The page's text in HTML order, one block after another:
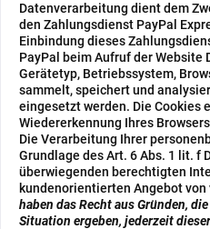
Datenverarbeitung dient dem
den Zahlungsdienst PayPal
Einbindung dieses
PayPal beim Aufruf der Website
Gerätetyp, Betriebssystem,
sammelt, speichert und
eingesetzt werden. Die Cookies
Wiedererkennung Ihres
Die Verarbeitung Ihrer
Grundlage des Art. 6 Abs. 1 lit. f
überwiegenden berechtigten
kundenorientierten Angebot
haben das Recht aus Gründen,
Situation ergeben, jederzeit